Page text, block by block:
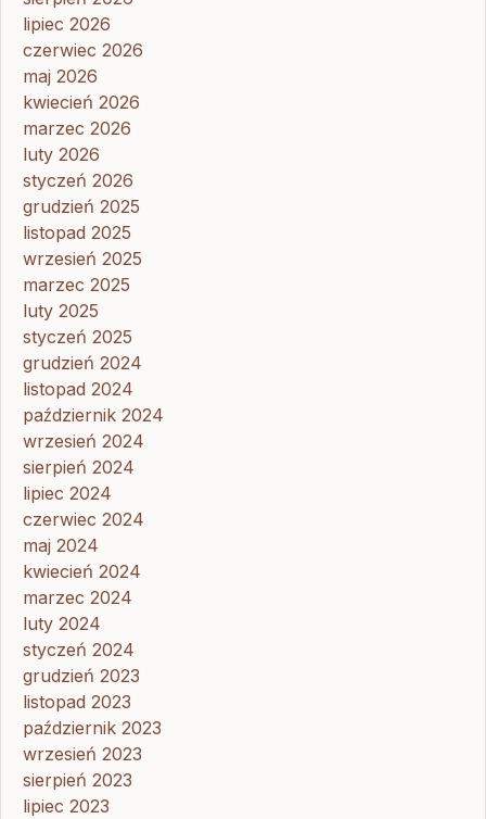
lipiec 2026
czerwiec 2026
maj 2026
kwiecień 2026
marzec 2026
luty 2026
styczeń 2026
grudzień 2025
listopad 2025
wrzesień 2025
marzec 2025
luty 2025
styczeń 2025
grudzień 2024
listopad 2024
październik 2024
wrzesień 2024
sierpień 2024
lipiec 2024
czerwiec 2024
maj 2024
kwiecień 2024
marzec 2024
luty 2024
styczeń 2024
grudzień 2023
listopad 2023
październik 2023
wrzesień 2023
sierpień 2023
lipiec 2023